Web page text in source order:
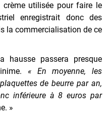
utilisée pour faire le
enregistrait donc des
la commercialisation de ce
hausse passera presque
« En moyenne, les
de beurre par an,
inférieure à 8 euros par
»